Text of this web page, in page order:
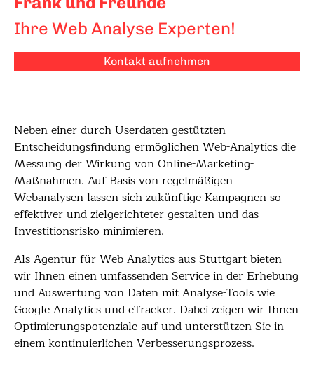
Ihre Web Analyse Experten!
Kontakt aufnehmen
Neben einer durch Userdaten gestützten
Entscheidungsfindung ermöglichen Web-Analytics die
Messung der Wirkung von Online-Marketing-
Maßnahmen. Auf Basis von regelmäßigen
Webanalysen lassen sich zukünftige Kampagnen so
effektiver und zielgerichteter gestalten und das
Investitionsrisko minimieren.
Als Agentur für Web-Analytics aus Stuttgart bieten
wir Ihnen einen umfassenden Service in der Erhebung
und Auswertung von Daten mit Analyse-Tools wie
Google Analytics und eTracker. Dabei zeigen wir Ihnen
Optimierungspotenziale auf und unterstützen Sie in
einem kontinuierlichen Verbesserungsprozess.